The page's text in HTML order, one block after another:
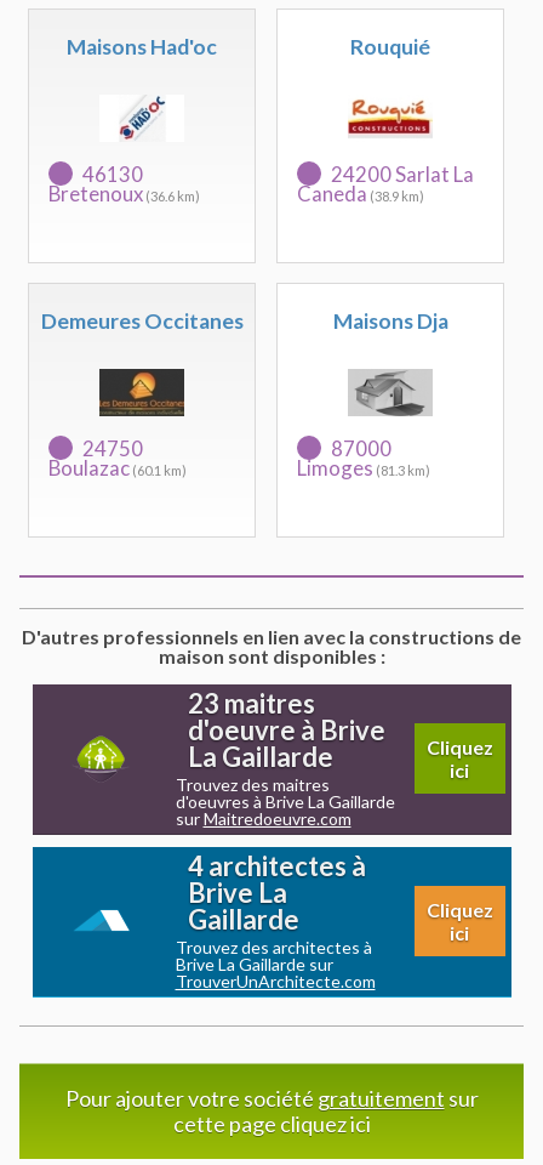
Maisons Had'oc
46130
Bretenoux (36.6 km)
Rouquié
24200 Sarlat La
Caneda (38.9 km)
Demeures Occitanes
24750
Boulazac (60.1 km)
Maisons Dja
87000
Limoges (81.3 km)
D'autres professionnels en lien avec la constructions de
maison sont disponibles :
23 maitres
d'oeuvre à Brive
La Gaillarde
Trouvez des maitres
d'oeuvres à Brive La Gaillarde
surMaitredoeuvre.com
Cliquez
ici
4 architectes à
Brive La
Gaillarde
Trouvez des architectes à
Brive La Gaillarde sur
TrouverUnArchitecte.com
Cliquez
ici
Pour ajouter votre société gratuitement sur
cette page cliquez ici